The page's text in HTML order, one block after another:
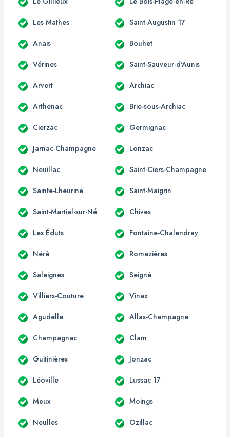
Les Mathes Saint-Augustin 17
Anais Bouhet
Vérines Saint-Sauveur-d'Aunis
Arvert Archiac
Arthenac Brie-sous-Archiac
Cierzac Germignac
Jarnac-Champagne Lonzac
Neuillac Saint-Ciers-Champagne
Sainte-Lheurine Saint-Maigrin
Saint-Martial-sur-Né Chives
Les Éduts Fontaine-Chalendray
Néré Romazières
Saleignes Seigné
Villiers-Couture Vinax
Agudelle Allas-Champagne
Champagnac Clam
Guitinières Jonzac
Léoville Lussac 17
Meux Moings
Neulles Ozillac